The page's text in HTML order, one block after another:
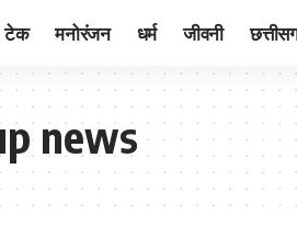
टेक मनोरंजन धर्म जीवनी
news